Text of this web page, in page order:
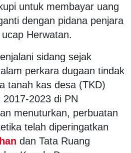
untuk membayar uang
dengan pidana penjara
Herwatan.
sidang sejak
perkara dugaan tindak
tanah kas desa (TKD)
2023 di PN
menuturkan, perbuatan
telah diperingatkan
dan Tata Ruang